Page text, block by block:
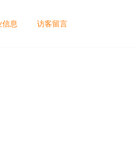
信息 访客留言